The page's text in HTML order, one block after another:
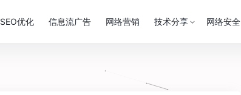
SEO优化 信息流广告 网络营销 技术分享 网络安全